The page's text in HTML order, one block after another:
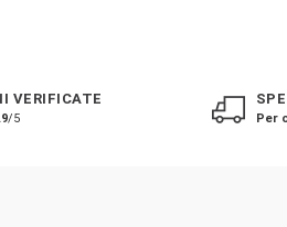
VERIFICATE
/5 Per